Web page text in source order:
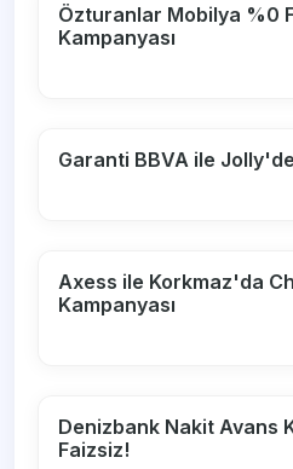
Özturanlar Mobilya %0
Kampanyası
Garanti BBVA ile
Axess ile Korkmaz'da
Kampanyası
Denizbank Nakit Avans
Faizsiz!